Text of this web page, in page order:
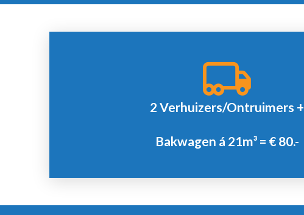
2 Verhuizers/Ontruimers +
Bakwagen á 21m³ = € 80.-
Offerte